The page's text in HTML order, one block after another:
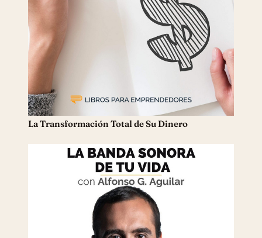
La Transformación Total de Su Dinero